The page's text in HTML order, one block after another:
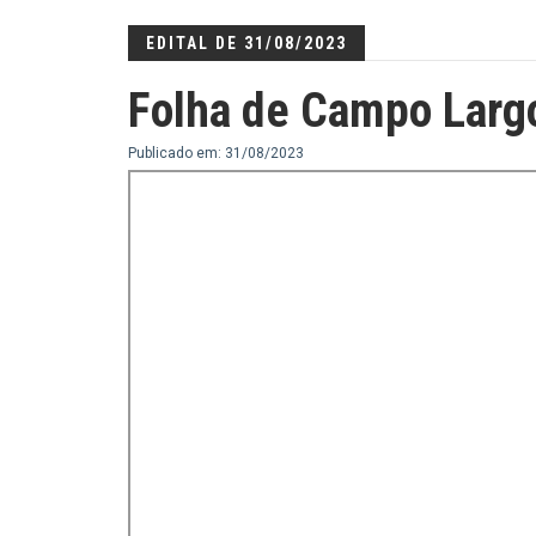
EDITAL DE 31/08/2023
Folha de Campo
Publicado em: 31/08/2023